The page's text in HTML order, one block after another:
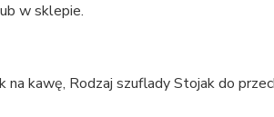
w sklepie.
na kawę, Rodzaj szuflady Stojak do